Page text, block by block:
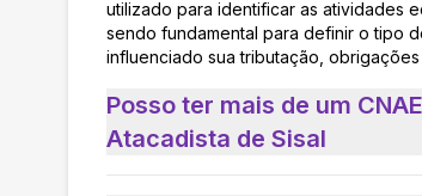
utilizado para identificar as atividades
sendo fundamental para definir o tipo
influenciado sua tributação,
Posso ter mais de um
Atacadista de Sisal